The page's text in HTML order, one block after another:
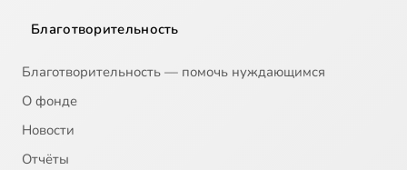
Благотворительность
Благотворительность — помочь нуждающимся
О фонде
Новости
Отчёты